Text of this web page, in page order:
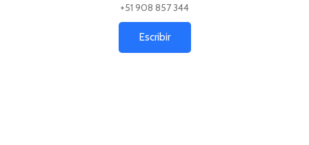
+51 908 857 344
Escribir